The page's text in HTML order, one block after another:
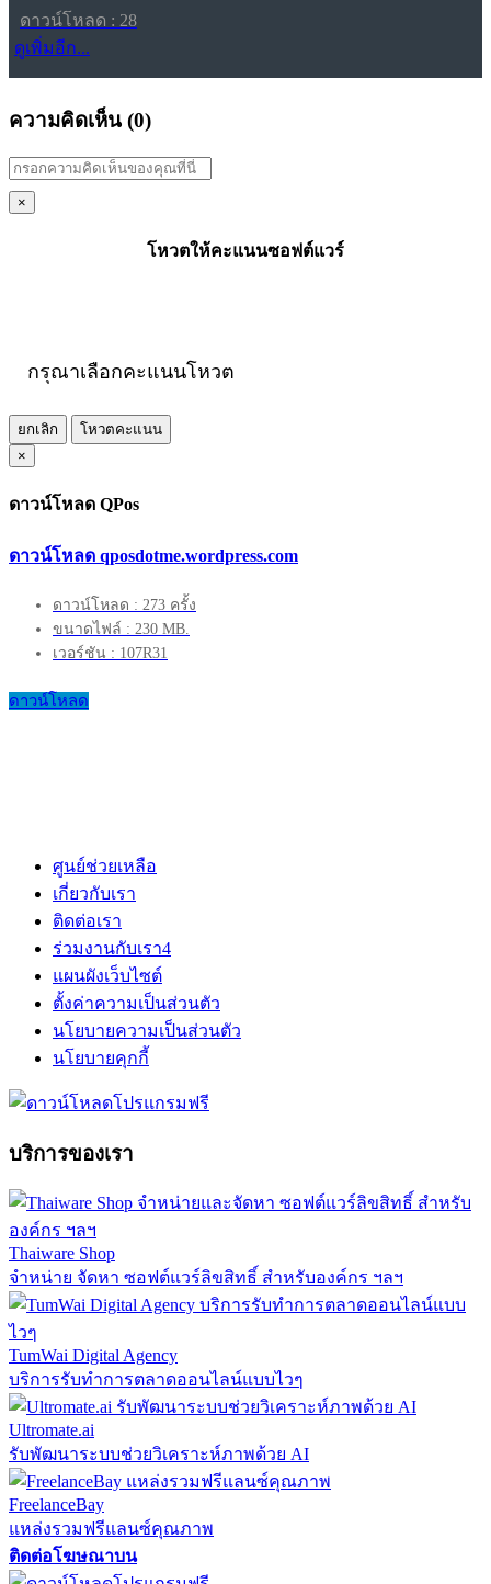
ดาวน์โหลด : 28
ดูเพิ่มอีก...
ความคิดเห็น (0)
×
โหวตให้คะแนนซอฟต์แวร์
กรุณาเลือกคะแนนโหวต
ยกเลิก
โหวตคะแนน
×
ดาวน์โหลด QPos
ดาวน์โหลด qposdotme.wordpress.com
ดาวน์โหลด : 273 ครั้ง
ขนาดไฟล์ : 230 MB.
เวอร์ชัน : 107R31
ดาวน์โหลด
ศูนย์ช่วยเหลือ
เกี่ยวกับเรา
ติดต่อเรา
ร่วมงานกับเรา4
แผนผังเว็บไซต์
ตั้งค่าความเป็นส่วนตัว
นโยบายความเป็นส่วนตัว
นโยบายคุกกี้
บริการของเรา
Thaiware Shop
จำหน่าย จัดหา ซอฟต์แวร์ลิขสิทธิ์ สำหรับองค์กร ฯลฯ
TumWai Digital Agency
บริการรับทำการตลาดออนไลน์แบบไวๆ
Ultromate.ai
รับพัฒนาระบบช่วยวิเคราะห์ภาพด้วย AI
FreelanceBay
แหล่งรวมฟรีแลนซ์คุณภาพ
ติดต่อโฆษณาบน